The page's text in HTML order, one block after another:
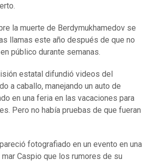
la muerte de Berdymukhamedov se
llamas este año después de que no
público durante semanas.
estatal difundió videos del
a caballo, manejando un auto de
en una feria en las vacaciones para
Pero no había pruebas de que fueran
fotografiado en un evento en una
Caspio que los rumores de su